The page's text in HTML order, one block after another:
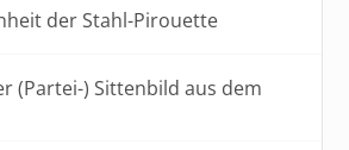
der Stahl-Pirouette
(Partei-) Sittenbild aus dem